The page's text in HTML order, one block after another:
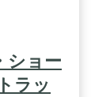
ショー
ラッ